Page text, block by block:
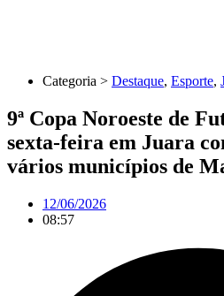
Categoria > Destaque, Esporte,
9ª Copa Noroeste de
sexta-feira em Juara
vários municípios de
12/06/2026
08:57